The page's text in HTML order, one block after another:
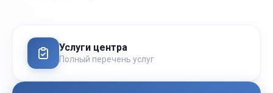
Услуги центра
Полный перечень услуг